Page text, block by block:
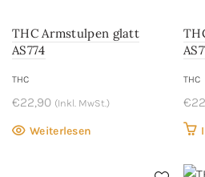
THC Armstulpen glatt
AS774
THC
€22,90 (Inkl. MwSt.)
Weiterlesen
THC
€